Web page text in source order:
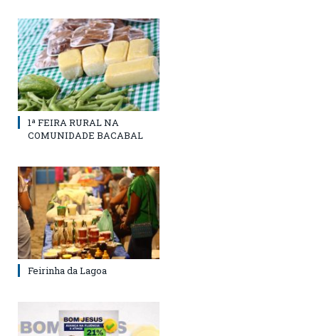
1ª FEIRA RURAL NA
COMUNIDADE BACABAL
Feirinha da Lagoa